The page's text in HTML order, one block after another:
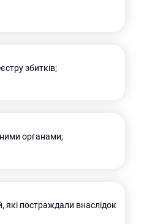
збитків;
органами;
які постраждали внаслідок